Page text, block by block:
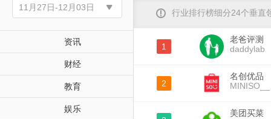
资讯
财经
教育
娱乐
行业排行榜细分24个垂直
1
老爸评测
daddylab
2
名创优品
MINISO__
美团买菜